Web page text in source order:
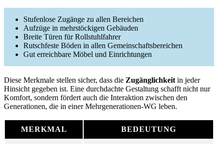
Stufenlose Zugänge zu allen Bereichen
Aufzüge in mehrstöckigen Gebäuden
Breite Türen für Rollstuhlfahrer
Rutschfeste Böden in allen Gemeinschaftsbereichen
Gut erreichbare Möbel und Einrichtungen
Diese Merkmale stellen sicher, dass die Zugänglichkeit in jeder
Hinsicht gegeben ist. Eine durchdachte Gestaltung schafft nicht nur
Komfort, sondern fördert auch die Interaktion zwischen den
Generationen, die in einer Mehrgenerationen-WG leben.
MERKMAL BEDEUTUNG